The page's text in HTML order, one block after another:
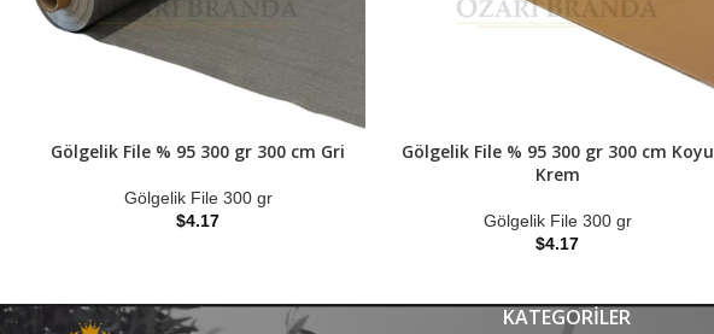
Gölgelik File % 95 300 gr 300 cm Gri
Gölgelik File 300 gr
$4.17
Gölgelik File % 95 300 gr 300 cm Koyu
Krem
Gölgelik File 300 gr
$4.17
KATEGORILER